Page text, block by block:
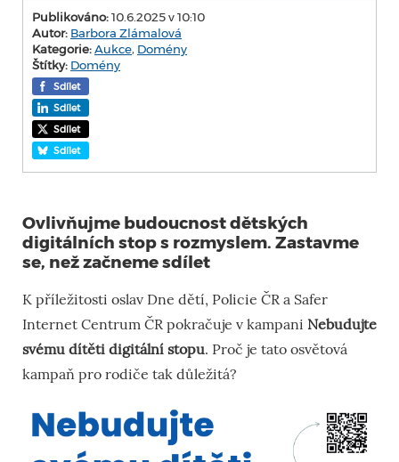
Publikováno:10.6.2025 v 10:10
Autor: Barbora Zlámalová
Kategorie:Aukce, Domény
Štítky: Domény
Sdílet
Sdílet
Sdílet
Sdílet
Ovlivňujme budoucnost dětských
digitálních stop s rozmyslem. Zastavme
se, než začneme sdílet
K příležitosti oslav Dne dětí, Policie ČR a Safer
Internet Centrum ČR pokračuje v kampani Nebudujte
svému dítěti digitální stopu. Proč je tato osvětová
kampaň pro rodiče tak důležitá?